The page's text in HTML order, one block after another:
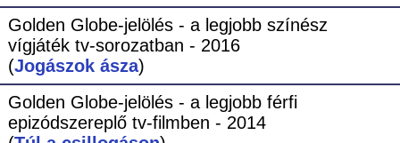
Golden Globe-jelölés - a legjobb színész
vígjáték tv-sorozatban - 2016
(Jogászok ásza)
Golden Globe-jelölés - a legjobb férfi
epizódszereplő tv-filmben - 2014